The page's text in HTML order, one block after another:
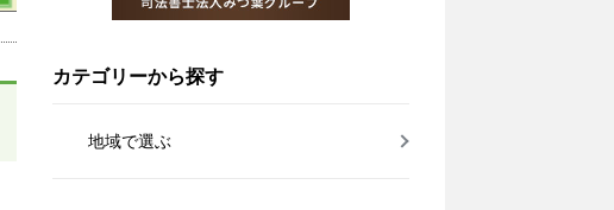
カテゴリーから探す
地域で選ぶ